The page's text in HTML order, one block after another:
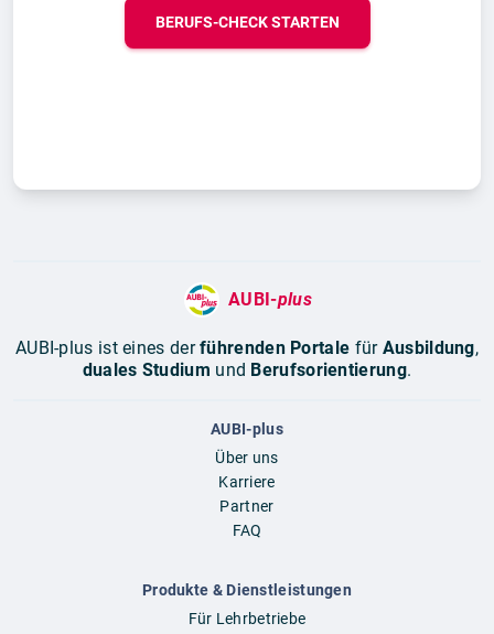
BERUFS-CHECK STARTEN
AUBI-plus
AUBI-plus ist eines derführenden Portale für Ausbildung,
duales Studium und Berufsorientierung.
AUBI-plus
Über uns
Karriere
Partner
FAQ
Produkte & Dienstleistungen
Für Lehrbetriebe